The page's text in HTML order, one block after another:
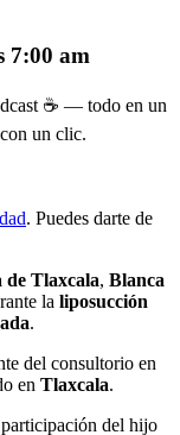
7:00 am
☕ — todo en un
un clic.
. Puedes darte de
de Tlaxcala, Blanca
la liposucción
.
del consultorio en
en Tlaxcala.
del hijo